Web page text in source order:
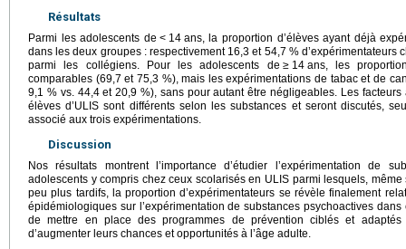
Résultats
Parmi les adolescents de < 14 ans, la proportion d’élèves ayant déjà
dans les deux groupes : respectivement 16,3 et 54,7 % d’expérimentateurs
parmi les collégiens. Pour les adolescents de ≥ 14 ans, les
comparables (69,7 et 75,3 %), mais les expérimentations de tabac et de
9,1 % vs. 44,4 et 20,9 %), sans pour autant être négligeables. Les
élèves d’ULIS sont différents selon les substances et seront discutés,
associé aux trois expérimentations.
Discussion
Nos résultats montrent l’importance d’étudier l’expérimentation de
adolescents y compris chez ceux scolarisés en ULIS parmi lesquels,
peu plus tardifs, la proportion d’expérimentateurs se révèle finalement
épidémiologiques sur l’expérimentation de substances psychoactives
de mettre en place des programmes de prévention ciblés et
d’augmenter leurs chances et opportunités à l’âge adulte.